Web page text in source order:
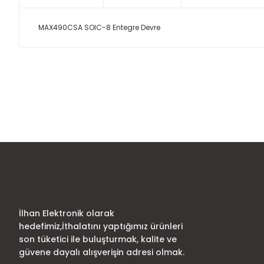
MAX490CSA SOIC-8 Entegre Devre
Ürün bilgilerinde hatalar bulunuyor.
İlhan Elektronik olarak
hedefimiz,İthalatını yaptığımız ürünleri
son tüketici ile buluşturmak, kalite ve
güvene dayalı alışverişin adresi olmak.